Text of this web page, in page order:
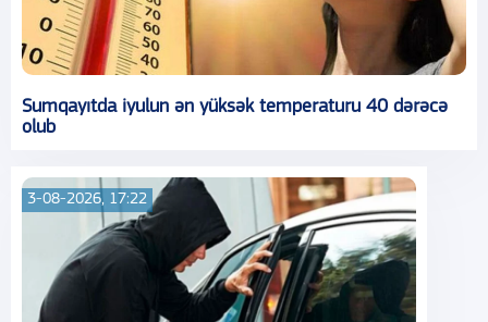
Sumqayıtda iyulun ən yüksək temperaturu 40 dərəcə
olub
3-08-2026, 17:22